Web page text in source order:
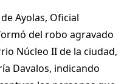
Ayolas, Oficial
del robo agravado
Núcleo II de la ciudad,
Davalos, indicando